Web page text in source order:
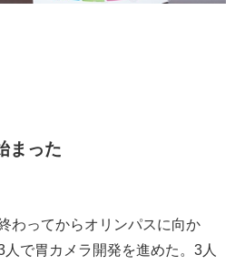
まった
わってからオリンパスに向か
で胃カメラ開発を進めた。3人